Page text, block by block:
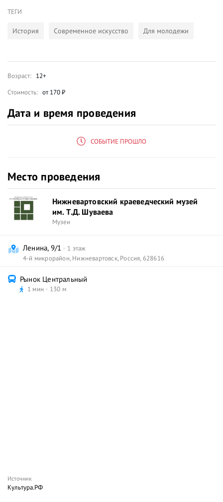
Возраст: 12+
Cтоимость: от 170 ₽
ТЕГИ
История Современное искусство Для молодежи
Дата и время проведения
СОБЫТИЕ ПРОШЛО
Место проведения
Нижневартовский краеведческий музей
им. Т.Д. Шуваева
Музеи
Ленина, 9/1
1 этаж
4-й микрорайон,Нижневартовск,Россия, 628616
Рынок Центральный
1 мин 130 м
Источник
Культура.РФ